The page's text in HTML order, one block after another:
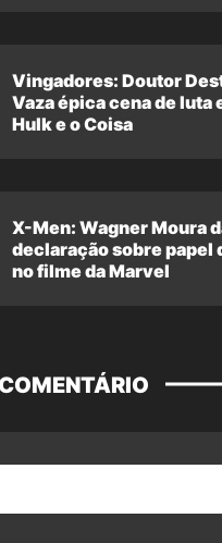
Vingadores: Doutor
Vaza épica cena de luta
Hulk e o Coisa
X-Men: Wagner Moura
declaração sobre papel
no filme da Marvel